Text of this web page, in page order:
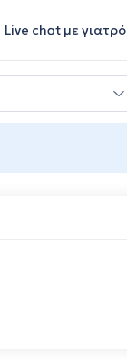
Live chat με γιατρό